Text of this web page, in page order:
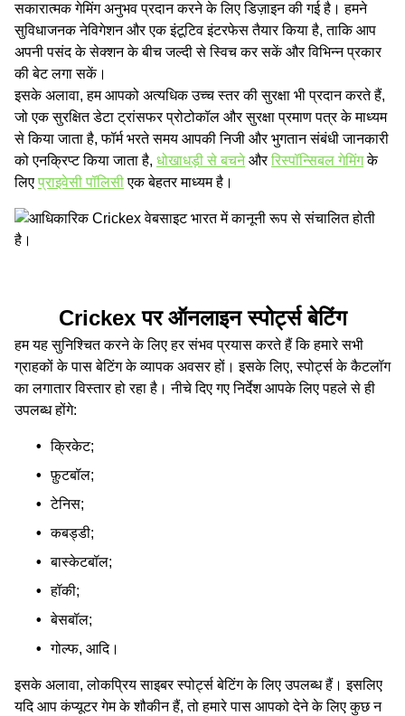
सकारात्‍मक गेमिंग अनुभव प्रदान करने के लिए डिज़ाइन की गई है। हमने
सुविधाजनक नेविगेशन और एक इंटूटिव इंटरफेस तैयार किया है, ताकि आप
अपनी पसंद के सेक्‍शन के बीच जल्दी से स्विच कर सकें और विभिन्न प्रकार
की बेट लगा सकें।
इसके अलावा, हम आपको अत्यधिक उच्‍च स्‍तर की सुरक्षा भी प्रदान करते हैं,
जो एक सुरक्षित डेटा ट्रांसफर प्रोटोकॉल और सुरक्षा प्रमाण पत्र के माध्‍यम
से किया जाता है, फॉर्म भरते समय आपकी निजी और भुगतान संबंधी जानकारी
को एनक्रिप्‍ट किया जाता है, धोखाधड़ी से बचनेऔररिस्‍पॉन्सिबल गेमिंगके
लिए प्राइवेसी पॉलिसीएक बेहतर माध्‍यम है।
Crickex पर ऑनलाइन स्पोर्ट्स बेटिंग
हम यह सुनिश्चित करने के लिए हर संभव प्रयास करते हैं कि हमारे सभी
ग्राहकों के पास बेटिंग के व्यापक अवसर हों। इसके लिए, स्पोर्ट्स के कैटलॉग
का लगातार विस्तार हो रहा है। नीचे दिए गए निर्देश आपके लिए पहले से ही
उपलब्ध होंगे:
क्रिकेट;
फ़ुटबॉल;
टेनिस;
कबड्डी;
बास्केटबॉल;
हॉकी;
बेसबॉल;
गोल्फ, आदि।
इसके अलावा, लोकप्रिय साइबर स्पोर्ट्स बेटिंग के लिए उपलब्ध हैं। इसलिए
यदि आप कंप्यूटर गेम के शौकीन हैं, तो हमारे पास आपको देने के लिए कुछ न